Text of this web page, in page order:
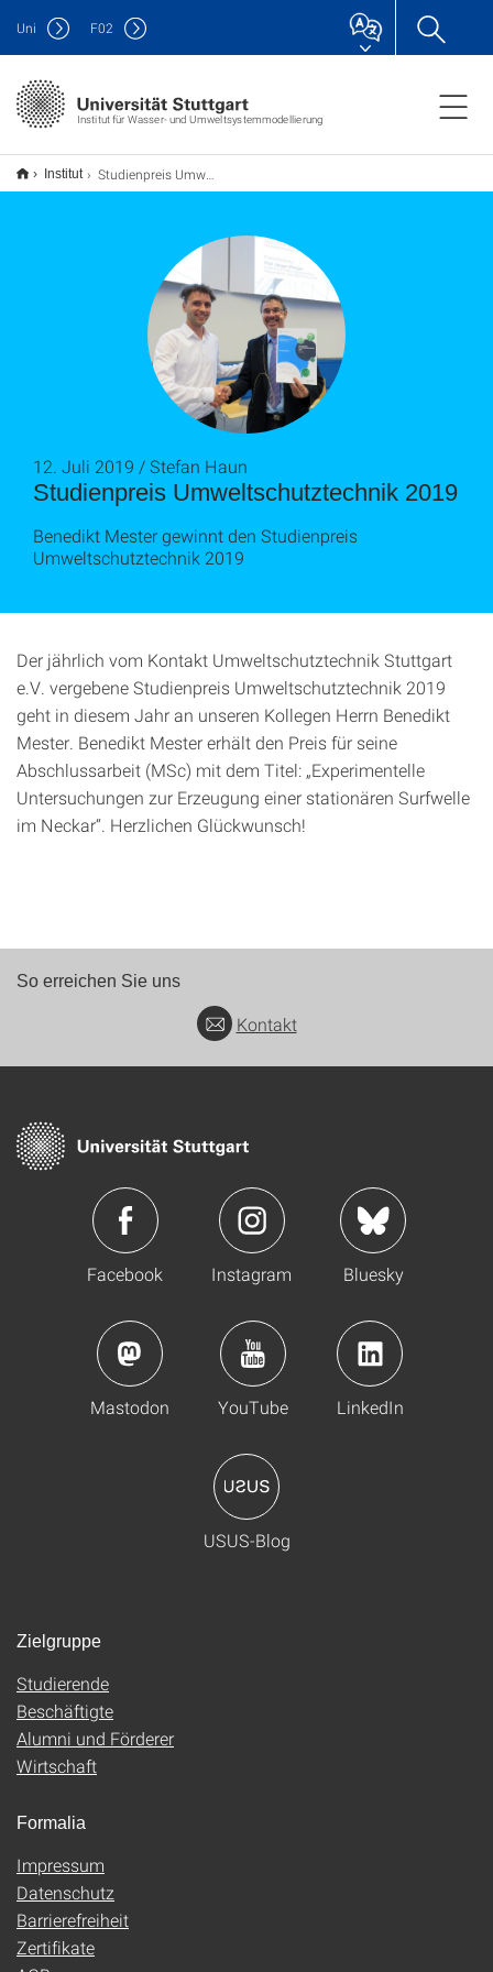
Institut für Wasser- und Umweltsystemmodellierung
Uni F02
Institut Studienpreis Umweltschutztechnik 2019
Studienpreis Umweltschutztechnik 2019
12. Juli 2019 / Stefan Haun
Benedikt Mester gewinnt den Studienpreis
Umweltschutztechnik 2019
Der jährlich vom Kontakt Umweltschutztechnik Stuttgart
e.V. vergebene Studienpreis Umweltschutztechnik 2019
geht in diesem Jahr an unseren Kollegen Herrn Benedikt
Mester. Benedikt Mester erhält den Preis für seine
Abschlussarbeit (MSc) mit dem Titel: „Experimentelle
Untersuchungen zur Erzeugung einer stationären Surfwelle
im Neckar“. Herzlichen Glückwunsch!
So erreichen Sie uns
Kontakt
Facebook Instagram Bluesky
Mastodon YouTube LinkedIn
USUS-Blog
Zielgruppe
Studierende
Beschäftigte
Alumni und Förderer
Wirtschaft
Formalia
Impressum
Datenschutz
Barrierefreiheit
Zertifikate